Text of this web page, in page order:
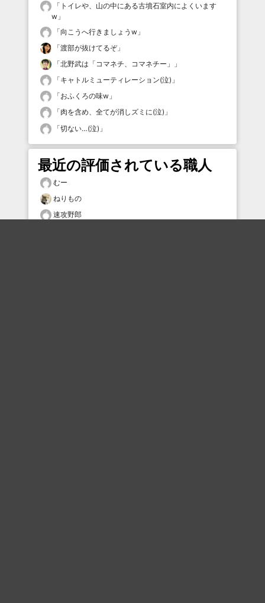
「 トイレや、山の中にある古墳石室内によくいます
w 」
「向こうへ行きましょうw 」
「渡部が抜けてるぞ」
「北野武は「コマネチ、コマネチー」
」
「キャトルミューティレーション(泣) 」
「おふくろの味w 」
「肉を含め、全てが消しズミに(泣) 」
「切ない…(泣) 」
最近の評価されている職人
むー
ねりもの
速攻野郎